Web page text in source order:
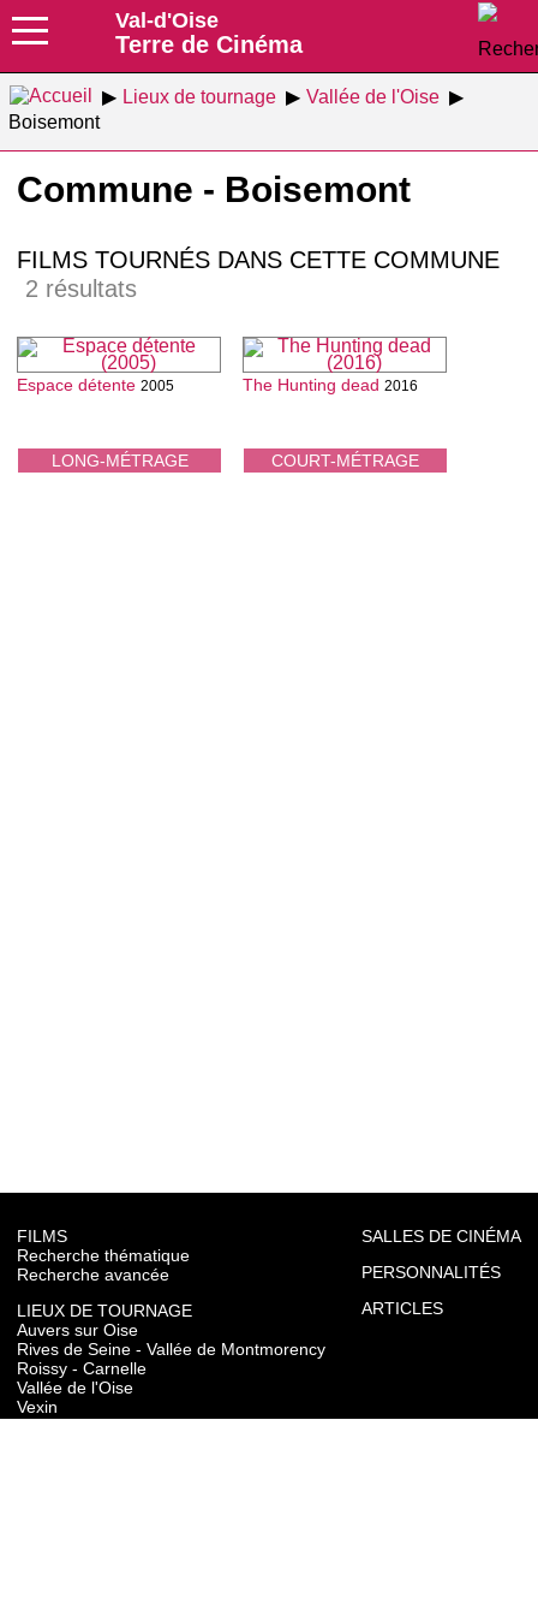
Val-d'Oise
Terre de Cinéma
Lieux de tournage
Vallée de l'Oise
Boisemont
Commune - Boisemont
FILMS TOURNÉS DANS CETTE COMMUNE
2 résultats
LONG-MÉTRAGE
Espace détente 2005
COURT-MÉTRAGE
The Hunting dead 2016
FILMS
Recherche thématique
Recherche avancée
LIEUX DE TOURNAGE
Auvers sur Oise
Rives de Seine - Vallée de Montmorency
Roissy - Carnelle
Vallée de l'Oise
Vexin
SALLES DE CINÉMA
PERSONNALITÉS
ARTICLES